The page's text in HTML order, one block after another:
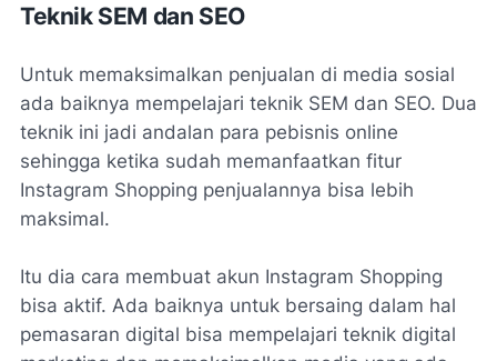
Teknik SEM dan SEO
Untuk memaksimalkan penjualan di media sosial
ada baiknya mempelajari teknik SEM dan SEO. Dua
teknik ini jadi andalan para pebisnis online
sehingga ketika sudah memanfaatkan fitur
Instagram Shopping penjualannya bisa lebih
maksimal.
Itu dia cara membuat akun Instagram Shopping
bisa aktif. Ada baiknya untuk bersaing dalam hal
pemasaran digital bisa mempelajari teknik digital